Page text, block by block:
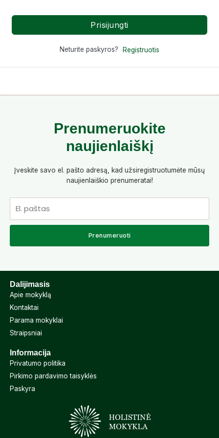
Prisijungti
Neturite paskyros? Registruotis
Prenumeruokite
naujienlaiškį
Įveskite savo el. pašto adresą, kad užsiregistruotumėte mūsų
naujienlaiškio prenumeratai!
paštas
Prenumeruoti
Dalijimasis
Apie mokyklą
Kontaktai
Parama mokyklai
Straipsniai
Informacija
Privatumo politika
Pirkimo pardavimo taisyklės
Paskyra